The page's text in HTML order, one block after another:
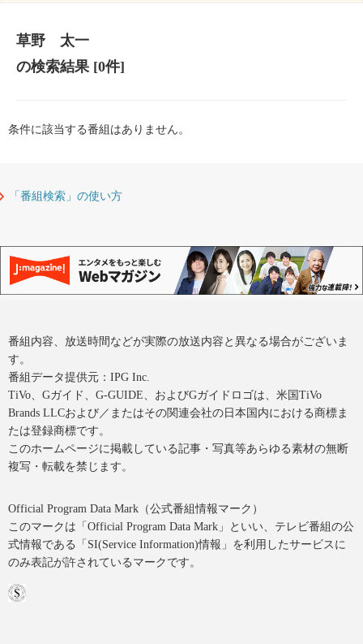
草野 太一
の検索結果[0件]
条件に該当する番組はありません。
「番組検索」の使い方
番組内容、放送時間などが実際の放送内容と異なる場合がございま
す。
番組データ提供元：IPG Inc.
TiVo、Gガイド、G-GUIDE、およびGガイドロゴは、米国TiVo
Brands LLCおよび／またはその関連会社の日本国内における商標ま
たは登録商標です。
このホームページに掲載している記事・写真等あらゆる素材の無断
複写・転載を禁じます。
Official Program Data Mark（公式番組情報マーク）
このマークは「Official Program Data Mark」といい、テレビ番組の公
式情報である「SI(Service Information)情報」を利用したサービスに
のみ表記が許されているマークです。